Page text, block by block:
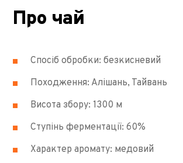
Про чай
Спосіб обробки: безкисневий
Походження: Алішань, Тайвань
Висота збору: 1300 м
Ступінь ферментації: 60%
Характер аромату: медовий